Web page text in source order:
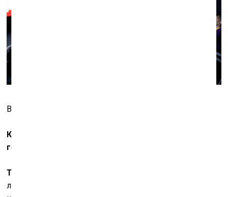
В Манеже. Фото: Руслан Исхаков
Каков ваш исторический идеал? И каков идеал
государственного правления – если он есть?
Т.А.:
либо идеала. Мне всегда интересна вся «супница»